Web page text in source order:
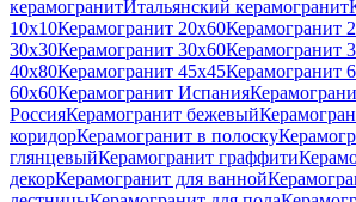
керамогранитИтальянский керамогранит
10x10Керамогранит 20x60Керамогранит
30x30Керамогранит 30x60Керамогранит
40x80Керамогранит 45x45Керамогранит
60x60Керамогранит Испания
РоссияКерамогранит бежевый
коридорКерамогранит в полоску
глянцевыйКерамогранит граффити
декорКерамогранит для ванной